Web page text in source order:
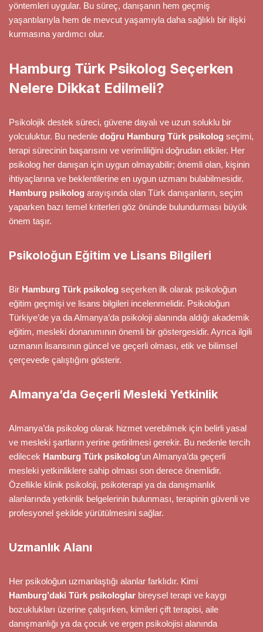
yöntemleri uygular. Bu süreç, danışanın hem geçmiş
yaşantılarıyla hem de mevcut yaşamıyla daha sağlıklı bir ilişki
kurmasına yardımcı olur.
Hamburg Türk Psikolog Seçerken
Nelere Dikkat Edilmeli?
Psikolojik destek süreci, güvene dayalı ve uzun soluklu bir
yolculuktur. Bu nedenle doğru Hamburg Türk psikolog seçimi,
terapi sürecinin başarısını ve verimliliğini doğrudan etkiler. Her
psikolog her danışan için uygun olmayabilir; önemli olan, kişinin
ihtiyaçlarına ve beklentilerine en uygun uzmanı bulabilmesidir.
Hamburg psikolog arayışında olan Türk danışanların, seçim
yaparken bazı temel kriterleri göz önünde bulundurması büyük
önem taşır.
Psikoloğun Eğitim ve Lisans Bilgileri
Bir Hamburg Türk psikolog seçerken ilk olarak psikoloğun
eğitim geçmişi ve lisans bilgileri incelenmelidir. Psikoloğun
Türkiye’de ya da Almanya’da psikoloji alanında aldığı akademik
eğitim, mesleki donanımının önemli bir göstergesidir. Ayrıca ilgili
uzmanın lisansının güncel ve geçerli olması, etik ve bilimsel
çerçevede çalıştığını gösterir.
Almanya’da Geçerli Mesleki Yetkinlik
Almanya’da psikolog olarak hizmet verebilmek için belirli yasal
ve mesleki şartların yerine getirilmesi gerekir. Bu nedenle tercih
edilecek Hamburg Türk psikolog’un Almanya’da geçerli
mesleki yetkinliklere sahip olması son derece önemlidir.
Özellikle klinik psikoloji, psikoterapi ya da danışmanlık
alanlarında yetkinlik belgelerinin bulunması, terapinin güvenli ve
profesyonel şekilde yürütülmesini sağlar.
Uzmanlık Alanı
Her psikoloğun uzmanlaştığı alanlar farklıdır. Kimi
Hamburg’daki Türk psikologlar bireysel terapi ve kaygı
bozuklukları üzerine çalışırken, kimileri çift terapisi, aile
danışmanlığı ya da çocuk ve ergen psikolojisi alanında